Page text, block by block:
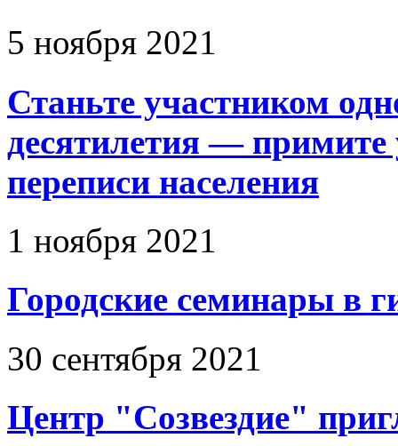
5 ноября 2021
Станьте участником
десятилетия — примите
переписи населения
1 ноября 2021
Городские семинары в
30 сентября 2021
Центр "Созвездие"